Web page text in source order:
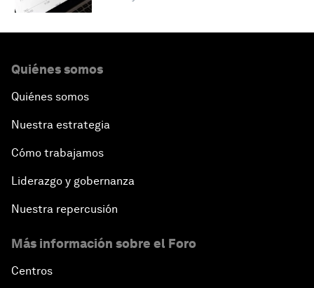
Quiénes somos
Quiénes somos
Nuestra estrategia
Cómo trabajamos
Liderazgo y gobernanza
Nuestra repercusión
Más información sobre el Foro
Centros